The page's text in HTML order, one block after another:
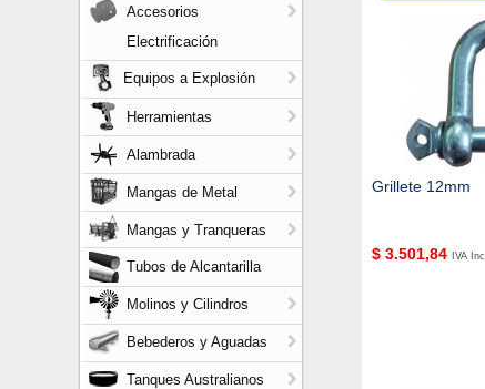
Accesorios
Electrificación
Equipos a Explosión
Herramientas
Alambrada
Mangas de Metal
Mangas y Tranqueras
Tubos de Alcantarilla
Molinos y Cilindros
Bebederos y Aguadas
Tanques Australianos
Grillete 12mm
$ 3.501,84 IVA Inc.